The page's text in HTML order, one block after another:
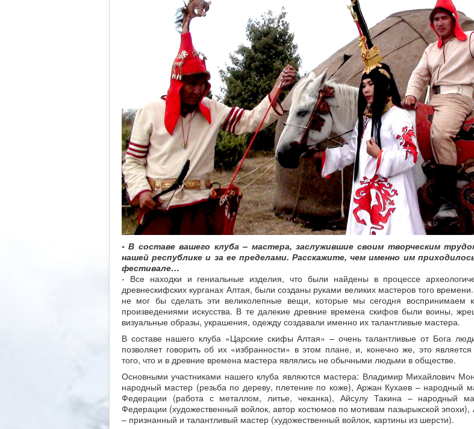
- В составе вашего клуба – мастера, заслужившие своим творческим
нашей республике и за ее пределами. Расскажите, чем именно им
фестивале…
- Все находки и гениальные изделия, что были найдены в процессе
древнескифских курганах Алтая, были созданы руками великих мастеров того
не мог бы сделать эти великолепные вещи, которые мы сегодня воспринимаем
произведениями искусства. В те далекие древние времена скифов были воины,
визуальные образы, украшения, одежду создавали именно их талантливые мастера.
В составе нашего клуба «Царские скифы Алтая» – очень талантливые от Бога
позволяет говорить об их «избранности» в этом плане, и, конечно же, это
того, что и в древние времена мастера являлись не обычными людьми в обществе.
Основными участниками нашего клуба являются мастера: Владимир Михайлович
народный мастер (резьба по дереву, плетение по коже), Аржан Кухаев – народный
Федерации (работа с металлом, литье, чеканка), Айсулу Такина – народный
Федерации (художественный войлок, автор костюмов по мотивам пазырыкской
– признанный и талантливый мастер (художественный войлок, картины из шерсти).